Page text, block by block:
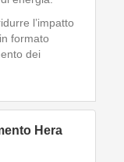
l’impatto
formato
dei
Hera